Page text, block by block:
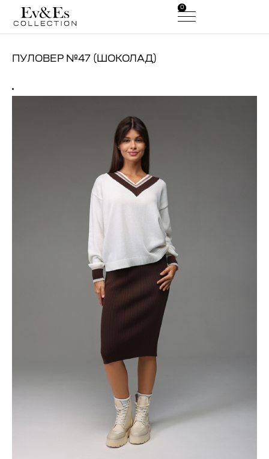
0
0
ПУЛОВЕР №47 (ШОКОЛАД)